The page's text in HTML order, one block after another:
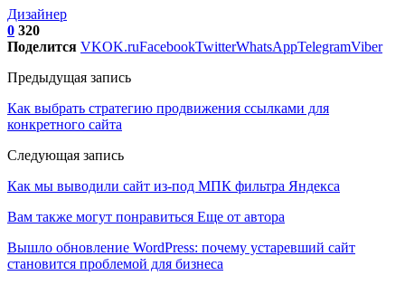
Дизайнер
0 320
Поделится VKOK.ruFacebookTwitterWhatsAppTelegramViber
Предыдущая запись
Как выбрать стратегию продвижения ссылками для
конкретного сайта
Следующая запись
Как мы выводили сайт из-под МПК фильтра Яндекса
Вам также могут понравиться Еще от автора
Вышло обновление WordPress: почему устаревший сайт
становится проблемой для бизнеса